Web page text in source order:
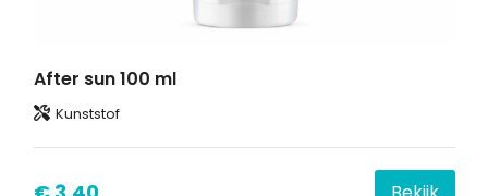
After sun 100 ml
Kunststof